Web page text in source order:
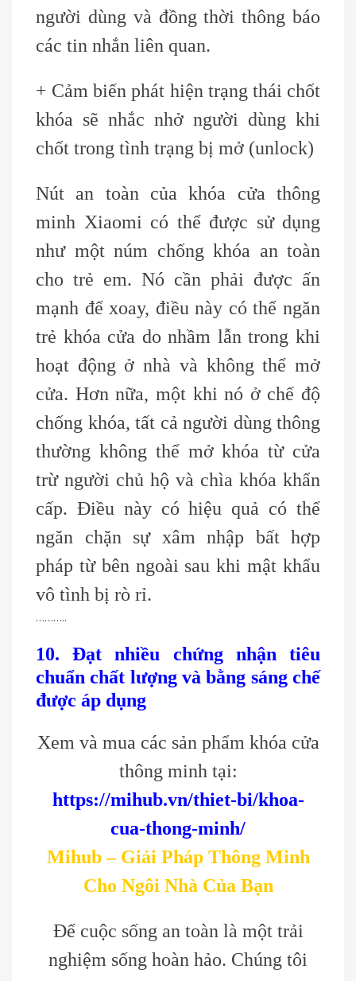
người dùng và đồng thời thông báo
các tin nhắn liên quan.
+ Cảm biến phát hiện trạng thái chốt
khóa sẽ nhắc nhở người dùng khi
chốt trong tình trạng bị mở (unlock)
Nút an toàn của khóa cửa thông
minh Xiaomi có thể được sử dụng
như một núm chống khóa an toàn
cho trẻ em. Nó cần phải được ấn
mạnh để xoay, điều này có thể ngăn
trẻ khóa cửa do nhầm lẫn trong khi
hoạt động ở nhà và không thể mở
cửa. Hơn nữa, một khi nó ở chế độ
chống khóa, tất cả người dùng thông
thường không thể mở khóa từ cửa
trừ người chủ hộ và chìa khóa khẩn
cấp. Điều này có hiệu quả có thể
ngăn chặn sự xâm nhập bất hợp
pháp từ bên ngoài sau khi mật khẩu
vô tình bị rò rỉ.
………..
10. Đạt nhiều chứng nhận tiêu
chuẩn chất lượng và bằng sáng chế
được áp dụng
Xem và mua các sản phẩm khóa cửa
thông minh tại:
https://mihub.vn/thiet-bi/khoa-
cua-thong-minh/
Mihub – Giải Pháp Thông Minh
Cho Ngôi Nhà Của Bạn
Để cuộc sống an toàn là một trải
nghiệm sống hoàn hảo. Chúng tôi